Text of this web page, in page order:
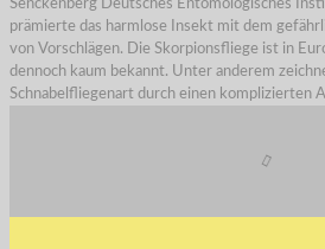
Senckenberg Deutsches Entomologisches
prämierte das harmlose Insekt mit dem
von Vorschlägen. Die Skorpionsfliege ist in
dennoch kaum bekannt. Unter anderem
Schnabelfliegenart durch einen komplizierten